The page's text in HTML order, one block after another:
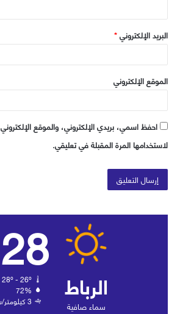
البريد الإلكتروني*
الموقع الإلكتروني
احفظ اسمي، بريدي الإلكتروني، والموقع
لاستخدامها المرة المقبلة في تعليقي.
الرباط
سماء صافية
28
28º - 26º
72%
3 كيلومتر/ساعة